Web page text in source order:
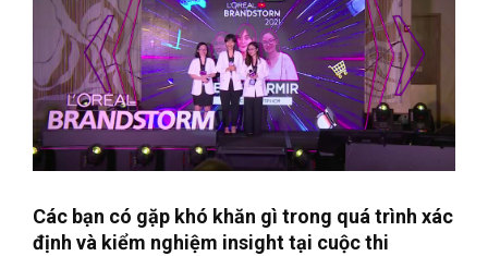
Các bạn có gặp khó khăn gì trong quá trình xác
định và kiểm nghiệm insight tại cuộc thi